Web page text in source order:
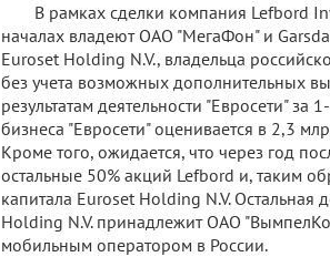
В рамках сделки компания Lefbord
началах владеют ОАО "МегаФон" и
Euroset Holding N.V., владельца
без учета возможных дополнительных
результатам деятельности "Евросети" за
бизнеса "Евросети" оценивается в 2,3
Кроме того, ожидается, что через год
остальные 50% акций Lefbord и, таким
капитала Euroset Holding N.V. Остальная
Holding N.V. принадлежит ОАО
мобильным оператором в России.